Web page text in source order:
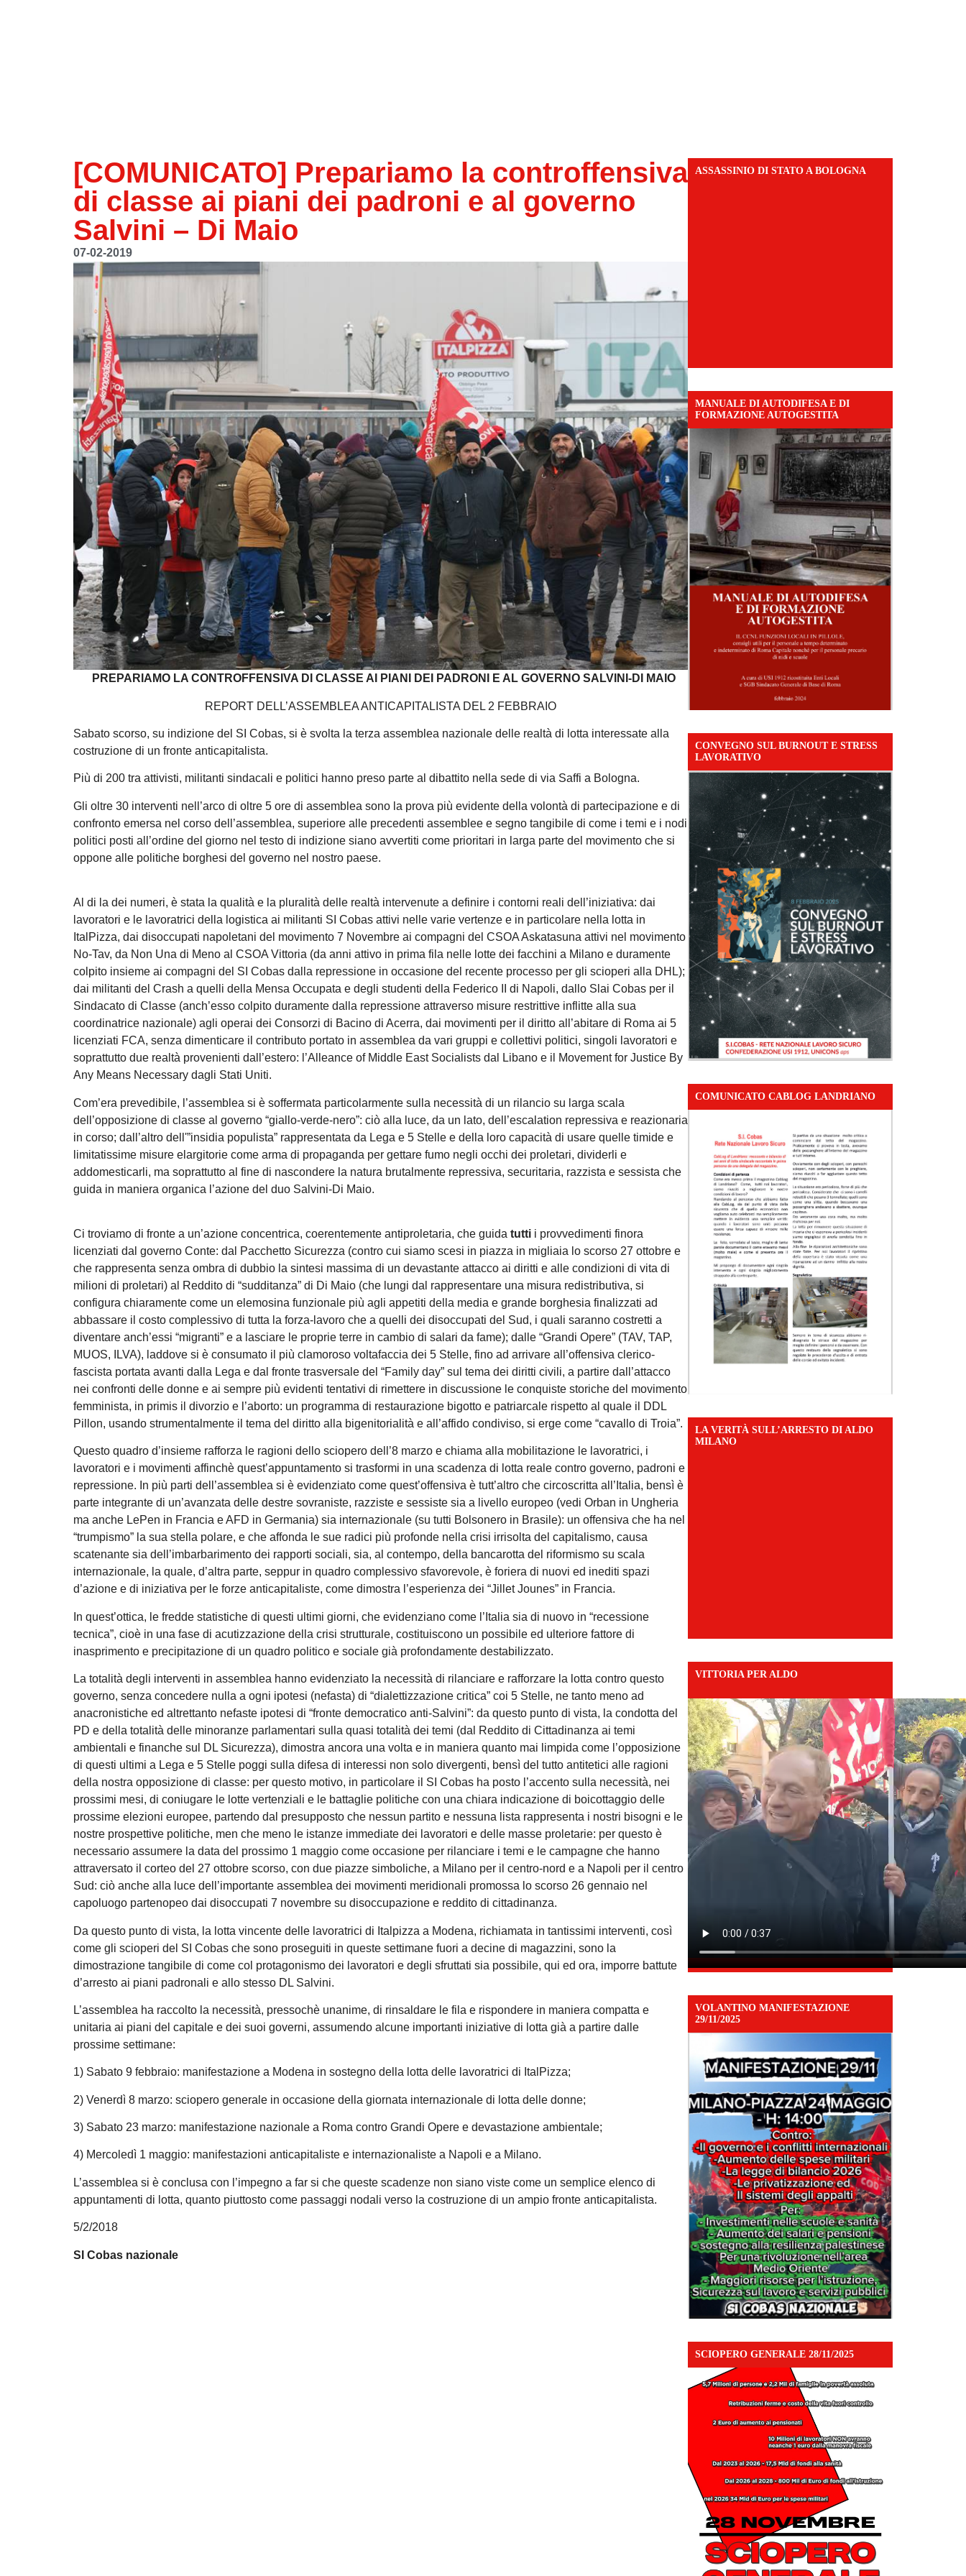
[COMUNICATO] Prepariamo la controffensiva
di classe ai piani dei padroni e al governo
Salvini – Di Maio
07-02-2019
PREPARIAMO LA CONTROFFENSIVA DI CLASSE AI PIANI DEI PADRONI E AL GOVERNO SALVINI-DI MAIO
REPORT DELL’ASSEMBLEA ANTICAPITALISTA DEL 2 FEBBRAIO
Sabato scorso, su indizione del SI Cobas, si è svolta la terza assemblea nazionale delle realtà di lotta interessate alla
costruzione di un fronte anticapitalista.
Più di 200 tra attivisti, militanti sindacali e politici hanno preso parte al dibattito nella sede di via Saffi a Bologna.
Gli oltre 30 interventi nell’arco di oltre 5 ore di assemblea sono la prova più evidente della volontà di partecipazione e di
confronto emersa nel corso dell’assemblea, superiore alle precedenti assemblee e segno tangibile di come i temi e i nodi
politici posti all’ordine del giorno nel testo di indizione siano avvertiti come prioritari in larga parte del movimento che si
oppone alle politiche borghesi del governo nel nostro paese.
Al di la dei numeri, è stata la qualità e la pluralità delle realtà intervenute a definire i contorni reali dell’iniziativa: dai
lavoratori e le lavoratrici della logistica ai militanti SI Cobas attivi nelle varie vertenze e in particolare nella lotta in
ItalPizza, dai disoccupati napoletani del movimento 7 Novembre ai compagni del CSOA Askatasuna attivi nel movimento
No-Tav, da Non Una di Meno al CSOA Vittoria (da anni attivo in prima fila nelle lotte dei facchini a Milano e duramente
colpito insieme ai compagni del SI Cobas dalla repressione in occasione del recente processo per gli scioperi alla DHL);
dai militanti del Crash a quelli della Mensa Occupata e degli studenti della Federico II di Napoli, dallo Slai Cobas per il
Sindacato di Classe (anch’esso colpito duramente dalla repressione attraverso misure restrittive inflitte alla sua
coordinatrice nazionale) agli operai dei Consorzi di Bacino di Acerra, dai movimenti per il diritto all’abitare di Roma ai 5
licenziati FCA, senza dimenticare il contributo portato in assemblea da vari gruppi e collettivi politici, singoli lavoratori e
soprattutto due realtà provenienti dall’estero: l’Alleance of Middle East Socialists dal Libano e il Movement for Justice By
Any Means Necessary dagli Stati Uniti.
Com’era prevedibile, l’assemblea si è soffermata particolarmente sulla necessità di un rilancio su larga scala
dell’opposizione di classe al governo “giallo-verde-nero”: ciò alla luce, da un lato, dell’escalation repressiva e reazionaria
in corso; dall’altro dell'”insidia populista” rappresentata da Lega e 5 Stelle e della loro capacità di usare quelle timide e
limitatissime misure elargitorie come arma di propaganda per gettare fumo negli occhi dei proletari, dividerli e
addomesticarli, ma soprattutto al fine di nascondere la natura brutalmente repressiva, securitaria, razzista e sessista che
guida in maniera organica l’azione del duo Salvini-Di Maio.
Ci troviamo di fronte a un’azione concentrica, coerentemente antiproletaria, che guida tutti i provvedimenti finora
licenziati dal governo Conte: dal Pacchetto Sicurezza (contro cui siamo scesi in piazza in migliaia lo scorso 27 ottobre e
che rappresenta senza ombra di dubbio la sintesi massima di un devastante attacco ai diritti e alle condizioni di vita di
milioni di proletari) al Reddito di “sudditanza” di Di Maio (che lungi dal rappresentare una misura redistributiva, si
configura chiaramente come un elemosina funzionale più agli appetiti della media e grande borghesia finalizzati ad
abbassare il costo complessivo di tutta la forza-lavoro che a quelli dei disoccupati del Sud, i quali saranno costretti a
diventare anch’essi “migranti” e a lasciare le proprie terre in cambio di salari da fame); dalle “Grandi Opere” (TAV, TAP,
MUOS, ILVA), laddove si è consumato il più clamoroso voltafaccia dei 5 Stelle, fino ad arrivare all’offensiva clerico-
fascista portata avanti dalla Lega e dal fronte trasversale del “Family day” sul tema dei diritti civili, a partire dall’attacco
nei confronti delle donne e ai sempre più evidenti tentativi di rimettere in discussione le conquiste storiche del movimento
femminista, in primis il divorzio e l’aborto: un programma di restaurazione bigotto e patriarcale rispetto al quale il DDL
Pillon, usando strumentalmente il tema del diritto alla bigenitorialità e all’affido condiviso, si erge come “cavallo di Troia”.
Questo quadro d’insieme rafforza le ragioni dello sciopero dell’8 marzo e chiama alla mobilitazione le lavoratrici, i
lavoratori e i movimenti affinchè quest’appuntamento si trasformi in una scadenza di lotta reale contro governo, padroni e
repressione. In più parti dell’assemblea si è evidenziato come quest’offensiva è tutt’altro che circoscritta all’Italia, bensì è
parte integrante di un’avanzata delle destre sovraniste, razziste e sessiste sia a livello europeo (vedi Orban in Ungheria
ma anche LePen in Francia e AFD in Germania) sia internazionale (su tutti Bolsonero in Brasile): un offensiva che ha nel
“trumpismo” la sua stella polare, e che affonda le sue radici più profonde nella crisi irrisolta del capitalismo, causa
scatenante sia dell’imbarbarimento dei rapporti sociali, sia, al contempo, della bancarotta del riformismo su scala
internazionale, la quale, d’altra parte, seppur in quadro complessivo sfavorevole, è foriera di nuovi ed inediti spazi
d’azione e di iniziativa per le forze anticapitaliste, come dimostra l’esperienza dei “Jillet Jounes” in Francia.
In quest’ottica, le fredde statistiche di questi ultimi giorni, che evidenziano come l’Italia sia di nuovo in “recessione
tecnica”, cioè in una fase di acutizzazione della crisi strutturale, costituiscono un possibile ed ulteriore fattore di
inasprimento e precipitazione di un quadro politico e sociale già profondamente destabilizzato.
La totalità degli interventi in assemblea hanno evidenziato la necessità di rilanciare e rafforzare la lotta contro questo
governo, senza concedere nulla a ogni ipotesi (nefasta) di “dialettizzazione critica” coi 5 Stelle, ne tanto meno ad
anacronistiche ed altrettanto nefaste ipotesi di “fronte democratico anti-Salvini”: da questo punto di vista, la condotta del
PD e della totalità delle minoranze parlamentari sulla quasi totalità dei temi (dal Reddito di Cittadinanza ai temi
ambientali e finanche sul DL Sicurezza), dimostra ancora una volta e in maniera quanto mai limpida come l’opposizione
di questi ultimi a Lega e 5 Stelle poggi sulla difesa di interessi non solo divergenti, bensì del tutto antitetici alle ragioni
della nostra opposizione di classe: per questo motivo, in particolare il SI Cobas ha posto l’accento sulla necessità, nei
prossimi mesi, di coniugare le lotte vertenziali e le battaglie politiche con una chiara indicazione di boicottaggio delle
prossime elezioni europee, partendo dal presupposto che nessun partito e nessuna lista rappresenta i nostri bisogni e le
nostre prospettive politiche, men che meno le istanze immediate dei lavoratori e delle masse proletarie: per questo è
necessario assumere la data del prossimo 1 maggio come occasione per rilanciare i temi e le campagne che hanno
attraversato il corteo del 27 ottobre scorso, con due piazze simboliche, a Milano per il centro-nord e a Napoli per il centro
Sud: ciò anche alla luce dell’importante assemblea dei movimenti meridionali promossa lo scorso 26 gennaio nel
capoluogo partenopeo dai disoccupati 7 novembre su disoccupazione e reddito di cittadinanza.
Da questo punto di vista, la lotta vincente delle lavoratrici di Italpizza a Modena, richiamata in tantissimi interventi, così
come gli scioperi del SI Cobas che sono proseguiti in queste settimane fuori a decine di magazzini, sono la
dimostrazione tangibile di come col protagonismo dei lavoratori e degli sfruttati sia possibile, qui ed ora, imporre battute
d’arresto ai piani padronali e allo stesso DL Salvini.
L’assemblea ha raccolto la necessità, pressochè unanime, di rinsaldare le fila e rispondere in maniera compatta e
unitaria ai piani del capitale e dei suoi governi, assumendo alcune importanti iniziative di lotta già a partire dalle
prossime settimane:
1) Sabato 9 febbraio: manifestazione a Modena in sostegno della lotta delle lavoratrici di ItalPizza;
2) Venerdì 8 marzo: sciopero generale in occasione della giornata internazionale di lotta delle donne;
3) Sabato 23 marzo: manifestazione nazionale a Roma contro Grandi Opere e devastazione ambientale;
4) Mercoledì 1 maggio: manifestazioni anticapitaliste e internazionaliste a Napoli e a Milano.
L’assemblea si è conclusa con l’impegno a far si che queste scadenze non siano viste come un semplice elenco di
appuntamenti di lotta, quanto piuttosto come passaggi nodali verso la costruzione di un ampio fronte anticapitalista.
5/2/2018
SI Cobas nazionale
ASSASSINIO DI STATO A BOLOGNA
MANUALE DI AUTODIFESA E DI
FORMAZIONE AUTOGESTITA
CONVEGNO SUL BURNOUT E STRESS
LAVORATIVO
COMUNICATO CABLOG LANDRIANO
LA VERITÀ SULL’ARRESTO DI ALDO
MILANO
VITTORIA PER ALDO
VOLANTINO MANIFESTAZIONE
29/11/2025
SCIOPERO GENERALE 28/11/2025